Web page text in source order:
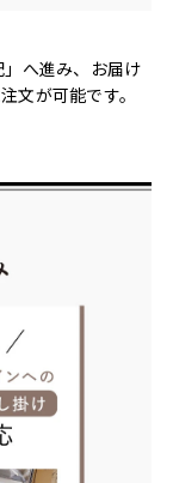
へ進み、お届け
文が可能です。